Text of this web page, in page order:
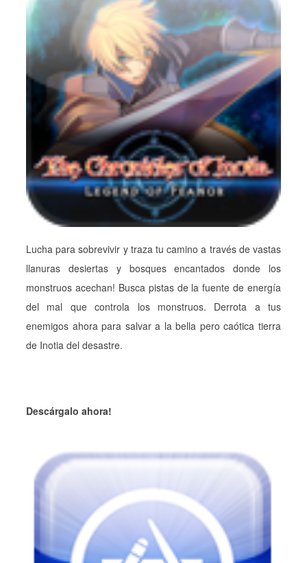
Lucha para sobrevivir y traza tu camino a través de vastas
llanuras desiertas y bosques encantados donde los
monstruos acechan! Busca pistas de la fuente de energía
del mal que controla los monstruos. Derrota a tus
enemigos ahora para salvar a la bella pero caótica tierra
de Inotia del desastre.
Descárgalo ahora!